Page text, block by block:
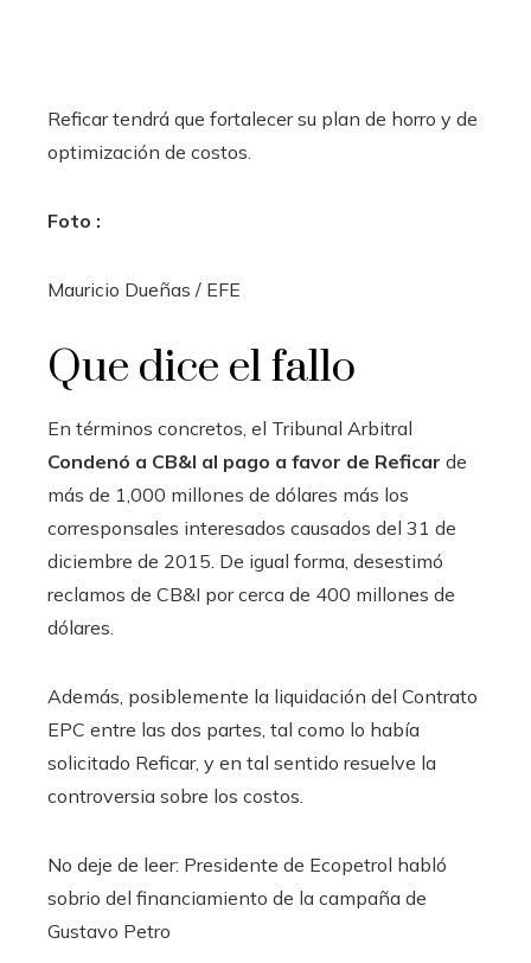
Reficar tendrá que fortalecer su plan de horro y de
optimización de costos.
Foto :
Mauricio Dueñas / EFE
Que dice el fallo
En términos concretos, el Tribunal Arbitral
Condenó a CB&I al pago a favor de Reficar de
más de 1,000 millones de dólares más los
corresponsales interesados ​​causados ​​del 31 de
diciembre de 2015. De igual forma, desestimó
reclamos de CB&I por cerca de 400 millones de
dólares.
Además, posiblemente la liquidación del Contrato
EPC entre las dos partes, tal como lo había
solicitado Reficar, y en tal sentido resuelve la
controversia sobre los costos.
No deje de leer: Presidente de Ecopetrol habló
sobrio del financiamiento de la campaña de
Gustavo Petro